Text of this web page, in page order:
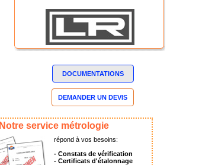
DOCUMENTATIONS
DEMANDER UN DEVIS
Notre service métrologie
répond à vos besoins:
- Constats de vérification
- Certificats d'étalonnage